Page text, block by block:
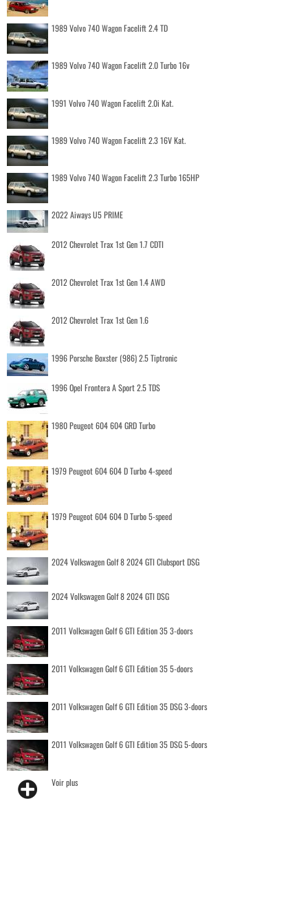
1989 Volvo 740 Wagon Facelift 2.4 TD
1989 Volvo 740 Wagon Facelift 2.0 Turbo 16v
1991 Volvo 740 Wagon Facelift 2.0i Kat.
1989 Volvo 740 Wagon Facelift 2.3 16V Kat.
1989 Volvo 740 Wagon Facelift 2.3 Turbo 165HP
2022 Aiways U5 PRIME
2012 Chevrolet Trax 1st Gen 1.7 CDTI
2012 Chevrolet Trax 1st Gen 1.4 AWD
2012 Chevrolet Trax 1st Gen 1.6
1996 Porsche Boxster (986) 2.5 Tiptronic
1996 Opel Frontera A Sport 2.5 TDS
1980 Peugeot 604 604 GRD Turbo
1979 Peugeot 604 604 D Turbo 4-speed
1979 Peugeot 604 604 D Turbo 5-speed
2024 Volkswagen Golf 8 2024 GTI Clubsport DSG
2024 Volkswagen Golf 8 2024 GTI DSG
2011 Volkswagen Golf 6 GTI Edition 35 3-doors
2011 Volkswagen Golf 6 GTI Edition 35 5-doors
2011 Volkswagen Golf 6 GTI Edition 35 DSG 3-doors
2011 Volkswagen Golf 6 GTI Edition 35 DSG 5-doors
Voir plus